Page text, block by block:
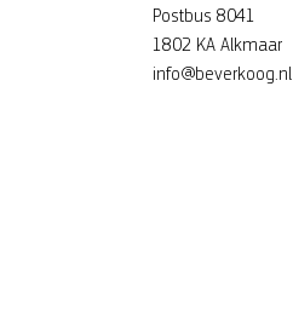
Postbus 8041
1802 KA Alkmaar
info@beverkoog.nl